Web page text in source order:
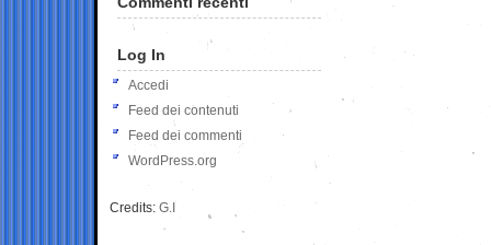
Log In
Accedi
Feed dei contenuti
Feed dei commenti
WordPress.org
Credits: G.I